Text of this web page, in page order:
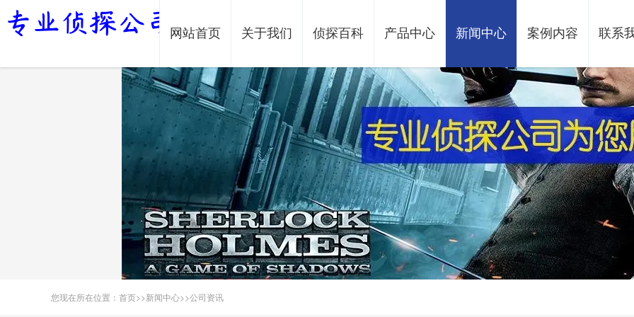
网站首页 关于我们 侦探百科 产品中心 新闻中心 案例内容 联系
您现在所在位置： 首页>>新闻中心>>公司资讯